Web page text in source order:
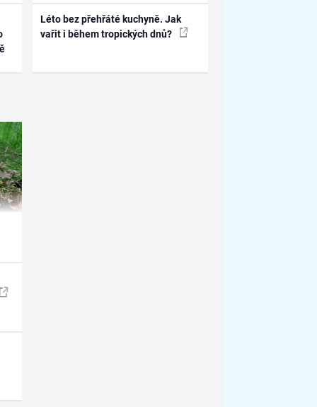
Léto bez přehřáté kuchyně. Jak
vařit i během tropických dnů?